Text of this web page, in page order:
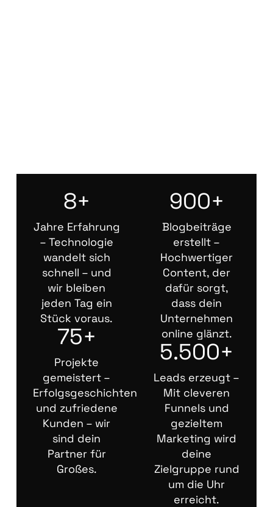
8+
Jahre Erfahrung
– Technologie
wandelt sich
schnell – und
wir bleiben
jeden Tag ein
Stück voraus.
75+
Projekte
gemeistert –
Erfolgsgeschichten
und zufriedene
Kunden – wir
sind dein
Partner für
Großes.
900+
Blogbeiträge
erstellt –
Hochwertiger
Content, der
dafür sorgt,
dass dein
Unternehmen
online glänzt.
5.500+
Leads erzeugt –
Mit cleveren
Funnels und
gezieltem
Marketing wird
deine
Zielgruppe rund
um die Uhr
erreicht.